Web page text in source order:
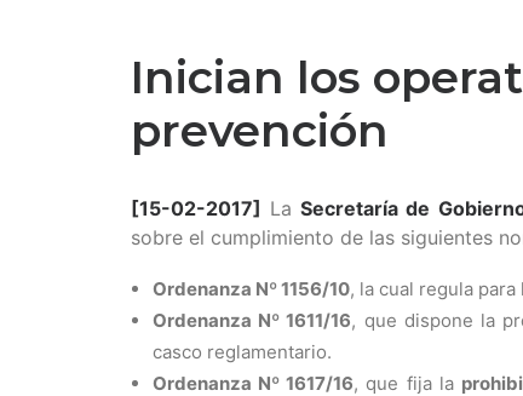
Inician los
prevención
[15-02-2017] LaSecretaría de
sobre el cumplimiento de las siguientes
Ordenanza Nº 1156/10, la cual regula
Ordenanza Nº 1611/16, que dispone la
casco reglamentario.
Ordenanza Nº 1617/16, que fija la